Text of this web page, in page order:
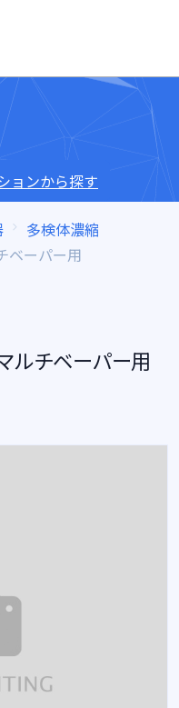
ョンから探す
多検体濃縮
ベーパー用
ルチベーパー用